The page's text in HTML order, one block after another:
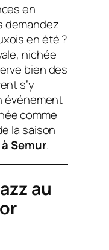
en
demandez
en été ?
nichée
bien des
s’y
événement
comme
la saison
Semur.
au